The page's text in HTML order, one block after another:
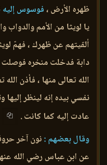
ظهره الأرض ، فوسوس إليه
يا لويثا من الأمم والدواب
ألقيتهم عن ظهرك ، فهمّ
دابة فدخلت منخره فوصلت
الله تعالى منها ، فأذن
نفسي بيده إنه لينظر
عادت إليه كما كانت .
وقال بعضهم :نون آخر
عن ابن عباس رضي الله